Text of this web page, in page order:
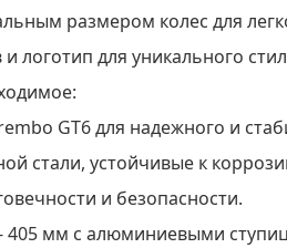
размером колес для
логотип для уникального
GT6 для надежного и
стали, устойчивые к
и безопасности.
405 мм с алюминиевыми